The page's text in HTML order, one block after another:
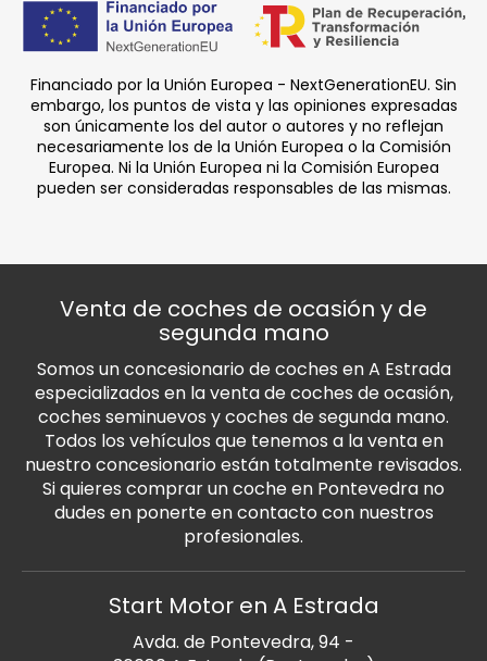
Financiado por la Unión Europea - NextGenerationEU. Sin
embargo, los puntos de vista y las opiniones expresadas
son únicamente los del autor o autores y no reflejan
necesariamente los de la Unión Europea o la Comisión
Europea. Ni la Unión Europea ni la Comisión Europea
pueden ser consideradas responsables de las mismas.
Venta de coches de ocasión y de
segunda mano
Somos un concesionario de coches en A Estrada
especializados en la venta de coches de ocasión,
coches seminuevos y coches de segunda mano.
Todos los vehículos que tenemos a la venta en
nuestro concesionario están totalmente revisados.
Si quieres comprar un coche en Pontevedra no
dudes en ponerte en contacto con nuestros
profesionales.
Start Motor en A Estrada
Avda. de Pontevedra, 94 -